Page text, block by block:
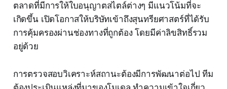
ตลาดที่มีการให้ใบอนุญาตสไตล์ต่างๆ มีแนวโน้มที่จะ
เกิดขึ้น เปิดโอกาสให้บริษัทเข้าถึงสุนทรียศาสตร์ที่ได้รับ
การคุ้มครองผ่านช่องทางที่ถูกต้อง โดยมีค่าลิขสิทธิ์รวม
อยู่ด้วย
การตรวจสอบวิเคราะห์สถานะต้องมีการพัฒนาต่อไป ทีม